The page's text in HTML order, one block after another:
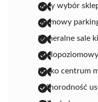
duży wybór
darmowy
kameralne sale
blisko centrum
różnorodność